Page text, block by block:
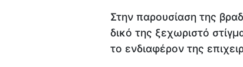
Στην παρουσίαση της
δικό της ξεχωριστό
το ενδιαφέρον της